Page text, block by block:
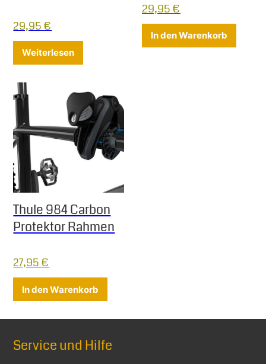
29,95€
Weiterlesen
29,95€
In den Warenkorb
Thule 984 Carbon
Protektor Rahmen
27,95€
In den Warenkorb
Service und Hilfe